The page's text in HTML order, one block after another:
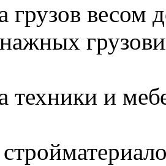
грузов весом
техники и